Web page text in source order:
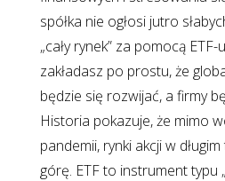
spółka nie ogłosi jutro
„cały rynek” za pomocą
zakładasz po prostu, że
będzie się rozwijać, a firmy
Historia pokazuje, że mimo
pandemii, rynki akcji w
górę. ETF to instrument typu